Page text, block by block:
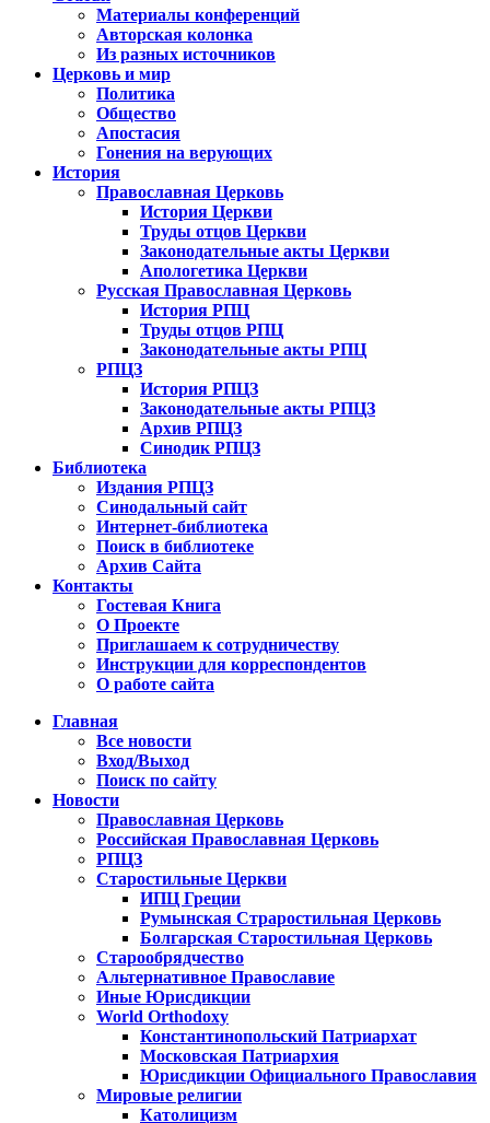
Материалы конференций
Авторская колонка
Из разных источников
Церковь и мир
Политика
Общество
Апостасия
Гонения на верующих
История
Православная Церковь
История Церкви
Труды отцов Церкви
Законодательные акты Церкви
Апологетика Церкви
Русская Православная Церковь
История РПЦ
Труды отцов РПЦ
Законодательные акты РПЦ
РПЦЗ
История РПЦЗ
Законодательные акты РПЦЗ
Архив РПЦЗ
Синодик РПЦЗ
Библиотека
Издания РПЦЗ
Синодальный сайт
Интернет-библиотека
Поиск в библиотеке
Архив Сайта
Контакты
Гостевая Книга
О Проекте
Приглашаем к сотрудничеству
Инструкции для корреспондентов
О работе сайта
Главная
Все новости
Вход/Выход
Поиск по сайту
Новости
Православная Церковь
Российская Православная Церковь
РПЦЗ
Старостильные Церкви
ИПЦ Греции
Румынская Страростильная Церковь
Болгарская Старостильная Церковь
Старообрядчество
Альтернативное Православие
Иные Юрисдикции
World Orthodoxy
Константинопольский Патриархат
Московская Патриархия
Юрисдикции Официального Православия
Мировые религии
Католицизм